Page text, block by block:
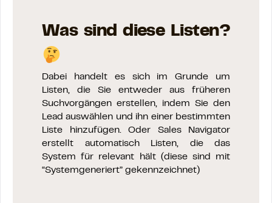
Was sind diese Listen?
Dabei handelt es sich im Grunde um
Listen, die Sie entweder aus früheren
Suchvorgängen erstellen, indem Sie den
Lead auswählen und ihn einer bestimmten
Liste hinzufügen. Oder Sales Navigator
erstellt automatisch Listen, die das
System für relevant hält (diese sind mit
“Systemgeneriert” gekennzeichnet)